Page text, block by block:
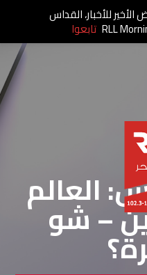
العالم
– شو
للأخبار، القداس
تابعوا